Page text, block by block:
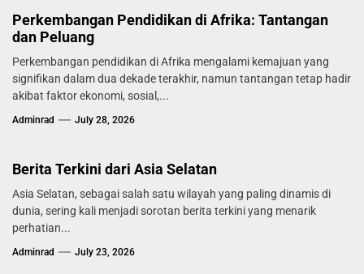
Perkembangan Pendidikan di Afrika: Tantangan
dan Peluang
Perkembangan pendidikan di Afrika mengalami kemajuan yang
signifikan dalam dua dekade terakhir, namun tantangan tetap hadir
akibat faktor ekonomi, sosial,...
Adminrad July 28, 2026
Berita Terkini dari Asia Selatan
Asia Selatan, sebagai salah satu wilayah yang paling dinamis di
dunia, sering kali menjadi sorotan berita terkini yang menarik
perhatian...
Adminrad July 23, 2026